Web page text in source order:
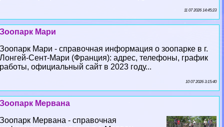
11 07 2026 14:45:23
Зоопарк Мари
Зоопарк Мари - справочная информация о зоопарке в г.
Лонгeй-Сент-Мари (Франция): адрес, телефоны, график
работы, официальный сайт в 2023 году...
10 07 2026 3:15:40
Зоопарк Мервана
Зоопарк Мервана - справочная